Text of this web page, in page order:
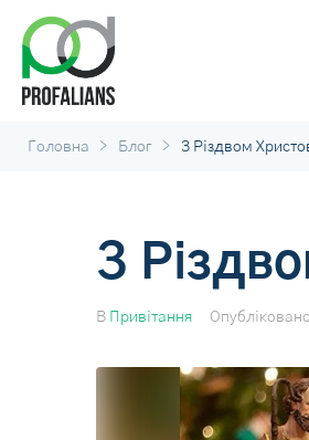
Головна > Блог > З Різдвом
З
В Привітання Опубліковано